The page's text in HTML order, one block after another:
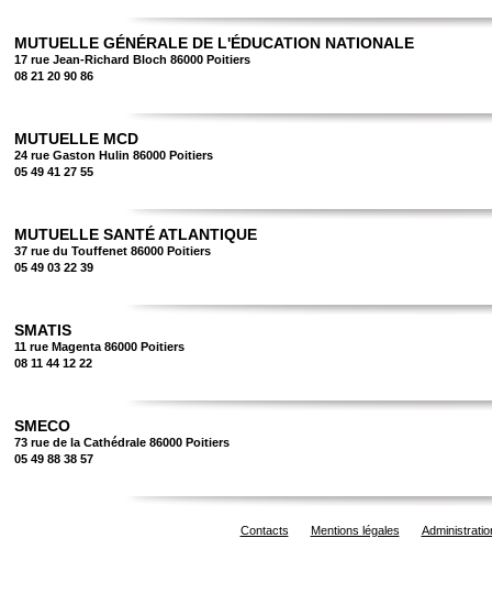
MUTUELLE GÉNÉRALE DE L'ÉDUCATION NATIONALE
17 rue Jean-Richard Bloch 86000 Poitiers
08 21 20 90 86
MUTUELLE MCD
24 rue Gaston Hulin 86000 Poitiers
05 49 41 27 55
MUTUELLE SANTÉ ATLANTIQUE
37 rue du Touffenet 86000 Poitiers
05 49 03 22 39
SMATIS
11 rue Magenta 86000 Poitiers
08 11 44 12 22
SMECO
73 rue de la Cathédrale 86000 Poitiers
05 49 88 38 57
Contacts Mentions légales